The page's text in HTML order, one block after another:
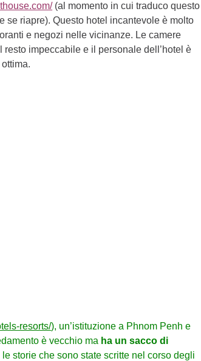
(al momento in cui traduco questo
se riapre). Questo hotel incantevole è molto
e negozi nelle vicinanze. Le camere
resto impeccabile e il personale dell’hotel è
resorts/), un’istituzione a Phnom Penh e
è vecchio ma ha un sacco di
storie che sono state scritte nel corso degli